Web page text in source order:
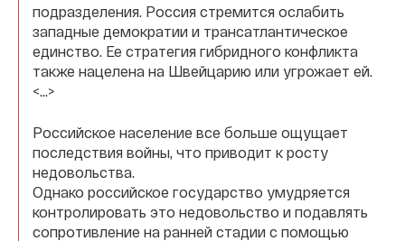
подразделения. Россия стремится ослабить
западные демократии и трансатлантическое
единство. Ее стратегия гибридного конфликта
также нацелена на Швейцарию или угрожает ей.
<…>
Российское население все больше ощущает
последствия войны, что приводит к росту
недовольства.
Однако российское государство умудряется
контролировать это недовольство и подавлять
сопротивление на ранней стадии с помощью